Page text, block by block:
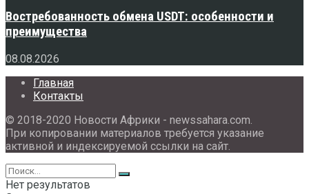
Востребованность обмена USDT: особенности и
преимущества
08.08.2026
Главная
Контакты
© 2018-2020 Новости Африки - newssahara.com.
При копировании материалов требуется указание
активной и индексируемой ссылки на сайт.
Нет результатов